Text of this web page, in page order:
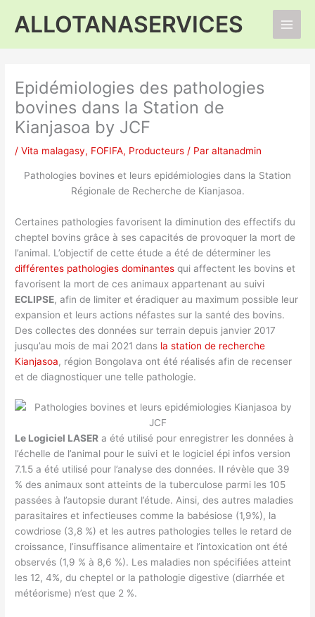
ALLOTANASERVICES
Main
Epidémiologies des pathologies
bovines dans la Station de
Kianjasoa by JCF
/Vita malagasy, FOFIFA, Producteurs / Paraltanadmin
Pathologies bovines et leurs epidémiologies dans la Station
Régionale de Recherche de Kianjasoa.
Certaines pathologies favorisent la diminution des effectifs du
cheptel bovins grâce à ses capacités de provoquer la mort de
l’animal. L’objectif de cette étude a été de déterminer les
différentes pathologies dominantes qui affectent les bovins et
favorisent la mort de ces animaux appartenant au suivi
ECLIPSE, afin de limiter et éradiquer au maximum possible leur
expansion et leurs actions néfastes sur la santé des bovins.
Des collectes des données sur terrain depuis janvier 2017
jusqu’au mois de mai 2021 dans la station de recherche
Kianjasoa, région Bongolava ont été réalisés afin de recenser
et de diagnostiquer une telle pathologie.
Le Logiciel LASER a été utilisé pour enregistrer les données à
l’échelle de l’animal pour le suivi et le logiciel épi infos version
7.1.5 a été utilisé pour l’analyse des données. Il révèle que 39
% des animaux sont atteints de la tuberculose parmi les 105
passées à l’autopsie durant l’étude. Ainsi, des autres maladies
parasitaires et infectieuses comme la babésiose (1,9%), la
cowdriose (3,8 %) et les autres pathologies telles le retard de
croissance, l’insuffisance alimentaire et l’intoxication ont été
observés (1,9 % à 8,6 %). Les maladies non spécifiées atteint
les 12, 4%, du cheptel or la pathologie digestive (diarrhée et
météorisme) n’est que 2 %.